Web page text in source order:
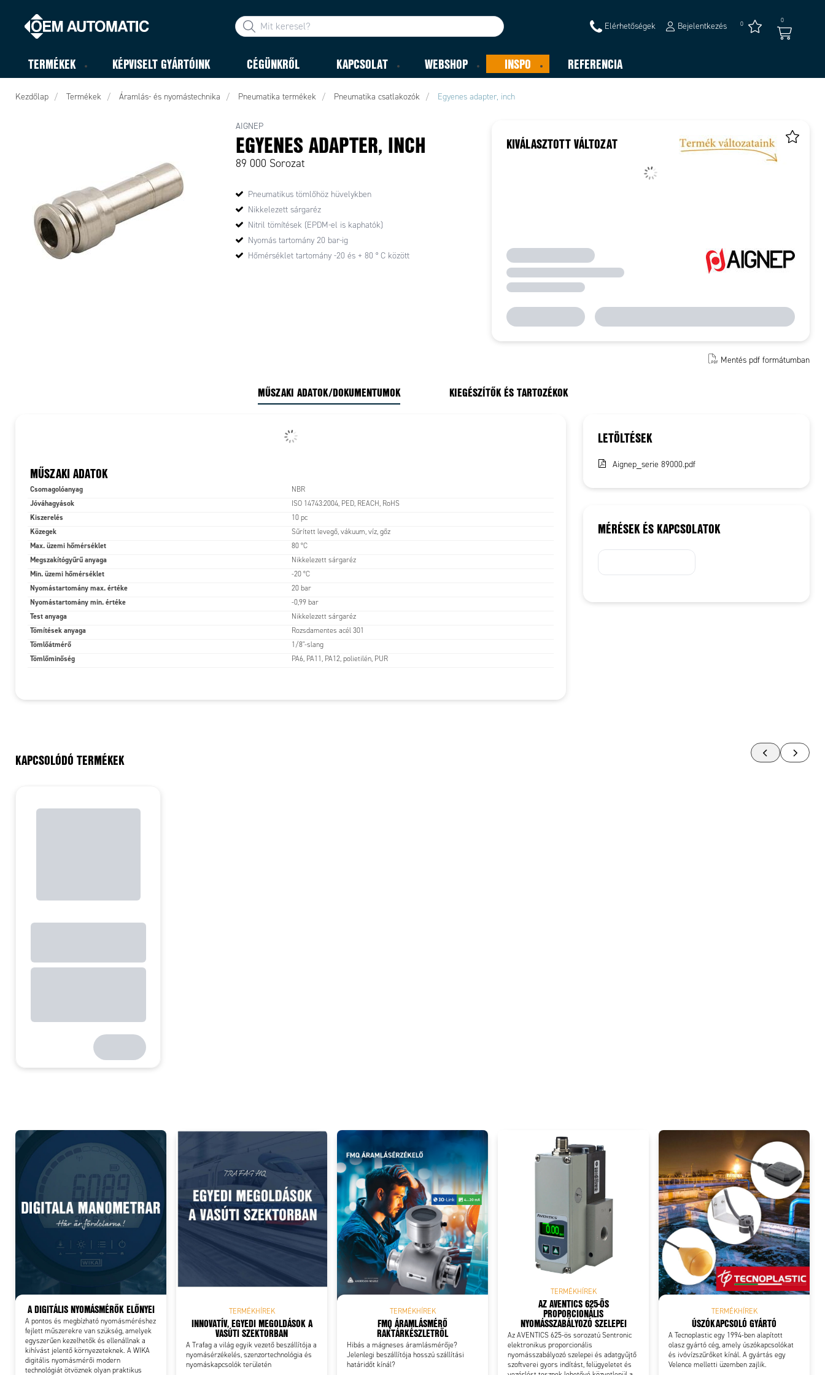
Elérhetőségek Bejelentkezés 0 0
TERMÉKEK KÉPVISELT GYÁRTÓINK CÉGÜNKRŐL KAPCSOLAT WEBSHOP INSPO REFERENCIA
Kezdőlap Termékek Áramlás- és nyomástechnika Pneumatika termékek Pneumatika csatlakozók Egyenes adapter, inch
AIGNEP
EGYENES ADAPTER, INCH
89 000 Sorozat
Pneumatikus tömlőhöz hüvelykben
Nikkelezett sárgaréz
Nitril tömítések (EPDM-el is kaphatók)
Nyomás tartomány 20 bar-ig
Hőmérséklet tartomány -20 és + 80 ° C között
KIVÁLASZTOTT VÁLTOZAT
Mentés pdf formátumban
MŰSZAKI ADATOK/DOKUMENTUMOK KIEGÉSZÍTŐK ÉS TARTOZÉKOK
MŰSZAKI ADATOK
Csomagolóanyag NBR
Jóváhagyások ISO 14743:2004, PED, REACH, RoHS
Kiszerelés 10 pc
Közegek Sűrített levegő, vákuum, víz, gőz
Max. üzemi hőmérséklet 80 °C
Megszakítógyűrű anyaga Nikkelezett sárgaréz
Min. üzemi hőmérséklet -20 °C
Nyomástartomány max. értéke 20 bar
Nyomástartomány min. értéke -0,99 bar
Test anyaga Nikkelezett sárgaréz
Tömítések anyaga Rozsdamentes acél 301
Tömlőátmérő 1/8"-slang
Tömlőminőség PA6, PA11, PA12, polietilén, PUR
LETÖLTÉSEK
Aignep_serie 89000.pdf
MÉRÉSEK ÉS KAPCSOLATOK
KAPCSOLÓDÓ TERMÉKEK
Add to existing cart row Add as new cart row
A DIGITÁLIS NYOMÁSMÉRŐK ELŐNYEI
A pontos és megbízható nyomásméréshez
fejlett műszerekre van szükség, amelyek
egyszerűen kezelhetők és ellenállnak a
kihívást jelentő környezeteknek. A WIKA
digitális nyomásmérői modern
technológiát ötvöznek olyan praktikus
TERMÉKHÍREK
INNOVATÍV, EGYEDI MEGOLDÁSOK A
VASÚTI SZEKTORBAN
A Trafag a világ egyik vezető beszállítója a
nyomásérzékelés, szenzortechnológia és
nyomáskapcsolók területén
TERMÉKHÍREK
FMQ ÁRAMLÁSMÉRŐ
RAKTÁRKÉSZLETRŐL
Hibás a mágneses áramlásmérője?
Jelenlegi beszállítója hosszú szállítási
határidőt kínál?
TERMÉKHÍREK
AZ AVENTICS 625-ÖS
PROPORCIONÁLIS
NYOMÁSSZABÁLYOZÓ SZELEPEI
Az AVENTICS 625-ös sorozatú Sentronic
elektronikus proporcionális
nyomásszabályozó szelepei és adatgyűjtő
szoftverei gyors indítást, felügyeletet és
TERMÉKHÍREK
ÚSZÓKAPCSOLÓ GYÁRTÓ
A Tecnoplastic egy 1994-ben alapított
olasz gyártó cég, amely úszókapcsolókat
és ivóvízszűrőket kínál. A gyártás egy
Velence melletti üzemben zajlik.